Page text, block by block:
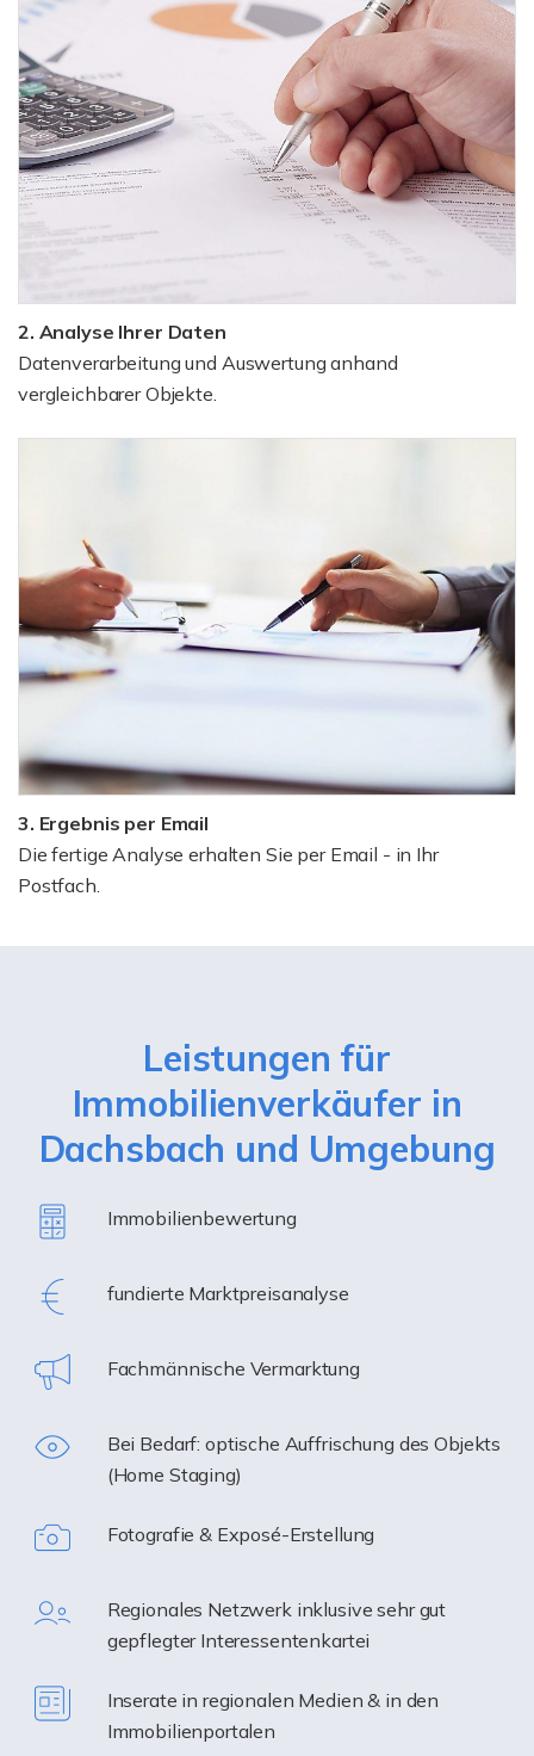
2. Analyse Ihrer Daten
Datenverarbeitung und Auswertung anhand
vergleichbarer Objekte.
3. Ergebnis per Email
Die fertige Analyse erhalten Sie per Email - in Ihr
Postfach.
Leistungen für
Immobilienverkäufer in
Dachsbach und Umgebung
Immobilienbewertung
fundierte Marktpreisanalyse
Fachmännische Vermarktung
Bei Bedarf: optische Auffrischung des Objekts
(Home Staging)
Fotografie & Exposé-Erstellung
Regionales Netzwerk inklusive sehr gut
gepflegter Interessentenkartei
Inserate in regionalen Medien & in den
Immobilienportalen